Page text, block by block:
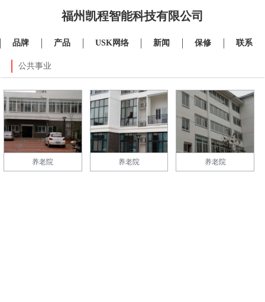
福州凯程智能科技有限公司
品牌 产品 USK网络 新闻 保修 联系
公共事业
养老院 养老院 养老院